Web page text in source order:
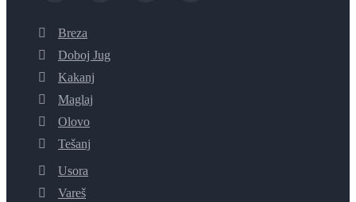
Breza
Doboj Jug
Kakanj
Maglaj
Olovo
Tešanj
Usora
Vareš